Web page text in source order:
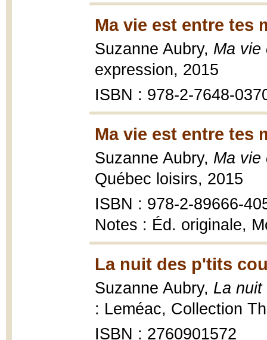
Ma vie est entre tes
Suzanne Aubry, Ma vie
expression, 2015
ISBN : 978-2-7648-
Ma vie est entre tes
Suzanne Aubry, Ma vie
Québec loisirs, 2015
ISBN : 978-2-89666-
Notes : Éd. originale,
La nuit des p'tits
Suzanne Aubry, La
: Leméac, Collection
ISBN : 2760901572